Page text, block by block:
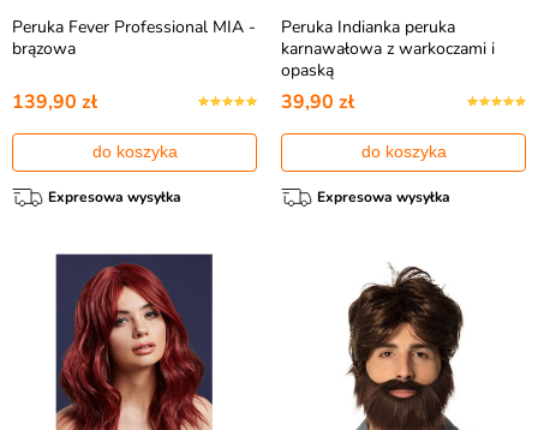
Peruka Fever Professional MIA -
brązowa
139,90 zł
do koszyka
Expresowa wysyłka
Peruka Indianka peruka
karnawałowa z warkoczami i
opaską
39,90 zł
do koszyka
Expresowa wysyłka